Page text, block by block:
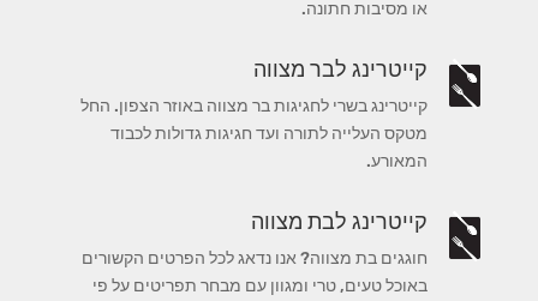
או מסיבות חתונה.
קייטרינג לבר מצווה
קייטרינג בשרי לחגיגות בר מצווה באוזר הצפון. החל
מטקס העלייה לתורה ועד חגיגות גדולות לכבוד
המאורע.
קייטרינג לבת מצווה
חוגגים בת מצווה? אנו נדאג לכל הפרטים הקשורים
באוכל טעים, טרי ומגוון עם מבחר תפריטים על פי